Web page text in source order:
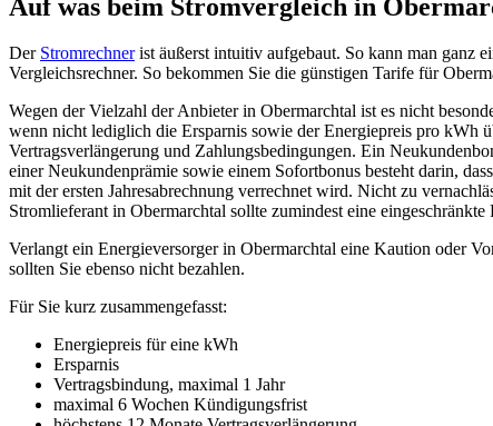
Auf was beim Stromvergleich in
Der Stromrechnerist äußerst intuitiv aufgebaut. So kann man ganz
Vergleichsrechner. So bekommen Sie die günstigen Tarife für
Wegen der Vielzahl der Anbieter in Obermarchtal ist es nicht
wenn nicht lediglich die Ersparnis sowie der Energiepreis pro kWh
Vertragsverlängerung und Zahlungsbedingungen. Ein
einer Neukundenprämie sowie einem Sofortbonus besteht darin,
mit der ersten Jahresabrechnung verrechnet wird. Nicht zu
Stromlieferant in Obermarchtal sollte zumindest eine
Verlangt ein Energieversorger in Obermarchtal eine Kaution oder
sollten Sie ebenso nicht bezahlen.
Für Sie kurz zusammengefasst:
Energiepreis für eine kWh
Ersparnis
Vertragsbindung, maximal 1 Jahr
maximal 6 Wochen Kündigungsfrist